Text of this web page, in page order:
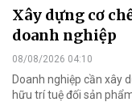
Xây dựng cơ
doanh nghiệp
08/08/2026 04:10
Doanh nghiệp cần xây
hữu trí tuệ đối sản